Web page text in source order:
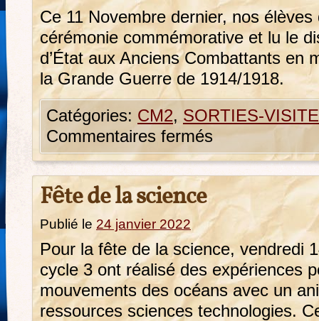
Ce 11 Novembre dernier, nos
cérémonie commémorative et lu le
d’État aux Anciens Combattants en
la Grande Guerre de 1914/1918.
Catégories: CM2, SORTIES-
Commentaires fermés
Fête de la science
Publié le 24 janvier 2022
Pour la fête de la science, vendredi
cycle 3 ont réalisé des expériences
mouvements des océans avec un
ressources sciences technologies.